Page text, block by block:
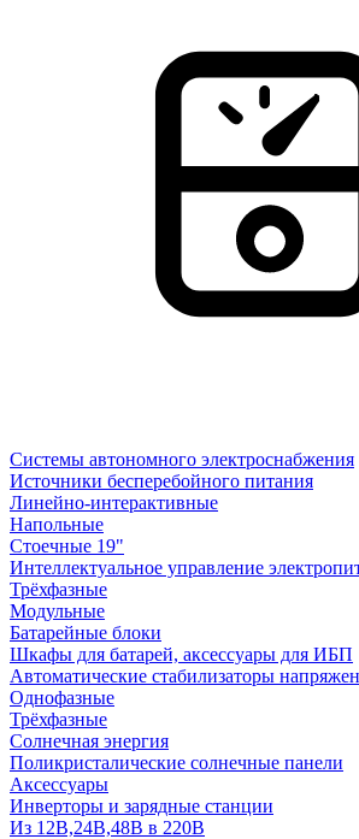
Системы автономного электроснабжения
Источники бесперебойного питания
Линейно-интерактивные
Напольные
Стоечные 19"
Интеллектуальное управление
Трёхфазные
Модульные
Батарейные блоки
Шкафы для батарей, аксессуары для ИБП
Автоматические стабилизаторы
Однофазные
Трёхфазные
Солнечная энергия
Поликристалические солнечные панели
Аксессуары
Инверторы и зарядные станции
Из 12В,24В,48В в 220В